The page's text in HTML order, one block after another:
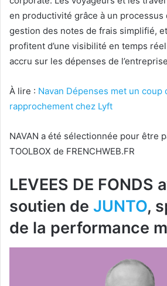
en productivité grâce à un
gestion des notes de frais simplifié,
profitent d’une visibilité en temps
accru sur les dépenses de
À lire : Navan Dépenses met un coup
rapprochement chez Lyft
NAVAN a été sélectionnée pour être
TOOLBOX de FRENCHWEB.FR
LEVEES DE FONDS
soutien de JUNTO,
de la performance